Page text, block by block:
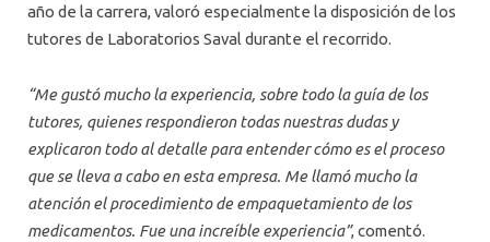
año de la carrera, valoró especialmente la disposición de los
tutores de Laboratorios Saval durante el recorrido.
“Me gustó mucho la experiencia, sobre todo la guía de los
tutores, quienes respondieron todas nuestras dudas y
explicaron todo al detalle para entender cómo es el proceso
que se lleva a cabo en esta empresa. Me llamó mucho la
atención el procedimiento de empaquetamiento de los
medicamentos. Fue una increíble experiencia”, comentó.